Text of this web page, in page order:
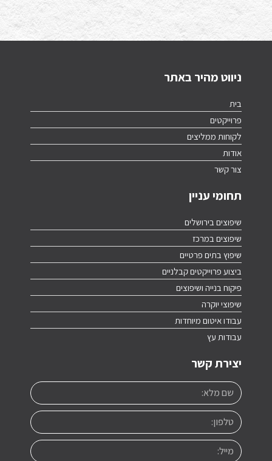
ניווט מהיר באתר
בית
פרוייקטים
לקוחות ממליצים
אודות
צור קשר
תחומי עניין
שיפוצים בירושלים
שיפוצים במרכז
שיפוץ בתים פרטיים
ביצוע פרוייקטים קבלניים
פיקוח בנייה ושיפוצים
שיפוצי יוקרה
עבודו איטום מיוחדות
עבודות עץ
יצירת קשר